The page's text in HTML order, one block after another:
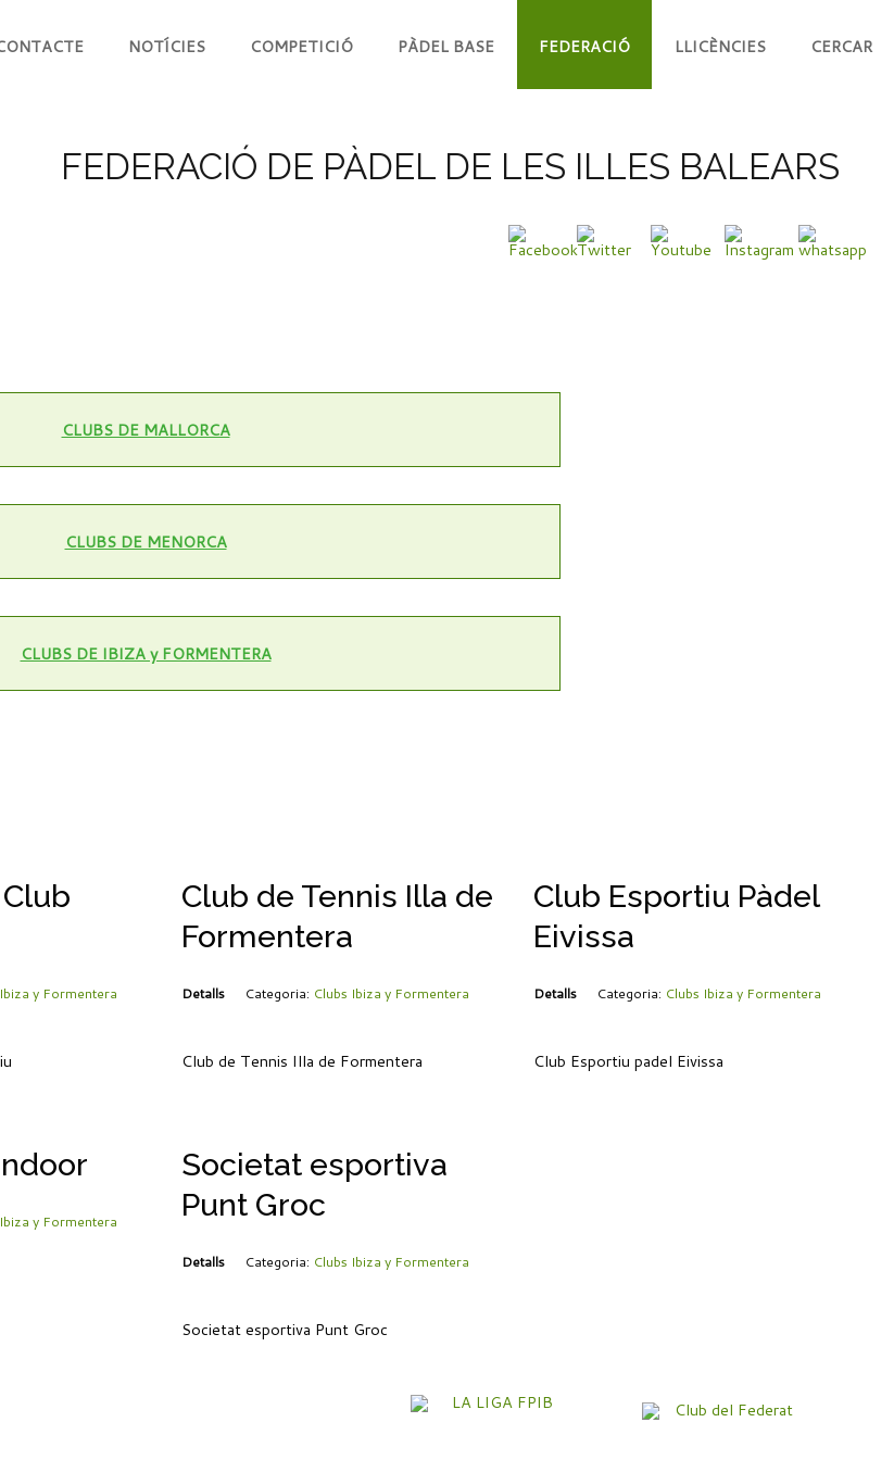
NOTÍCIES COMPETICIÓ PÀDEL BASE FEDERACIÓ LLICÈNCIES CERCAR
FEDERACIÓ DE PÀDEL DE LES ILLES BALEARS
CLUBS DE MALLORCA
CLUBS DE MENORCA
CLUBS DE IBIZA y FORMENTERA
y Formentera
Club de Tennis Illa de
Formentera
Detalls Categoria: Clubs Ibiza y Formentera
Club de Tennis Illa de Formentera
Club Esportiu Pàdel
Eivissa
Detalls Categoria: Clubs Ibiza y Formentera
Club Esportiu padel Eivissa
y Formentera
Societat esportiva
Punt Groc
Detalls Categoria: Clubs Ibiza y Formentera
Societat esportiva Punt Groc